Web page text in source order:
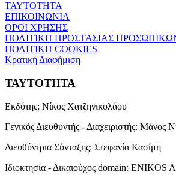
ΤΑΥΤΟΤΗΤΑ
ΕΠΙΚΟΙΝΩΝΙΑ
ΟΡΟΙ ΧΡΗΣΗΣ
ΠΟΛΙΤΙΚΗ ΠΡΟΣΤΑΣΙΑΣ
ΠΟΛΙΤΙΚΗ COOKIES
Κρατική Διαφήμιση
ΤΑΥΤΟΤΗΤΑ
Εκδότης: Νίκος Χατζηνικολάου
Γενικός Διευθυντής - Διαχειριστής: Μάνος
Διευθύντρια Σύνταξης: Στεφανία Κασίμη
Ιδιοκτησία - Δικαιούχος domain: ENIKOS